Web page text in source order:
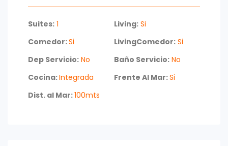
Suites: 1 Living: Si
Comedor:Si LivingComedor: Si
Dep Servicio: No Baño Servicio: No
Cocina:Integrada Frente Al Mar:Si
Dist. al Mar:100mts